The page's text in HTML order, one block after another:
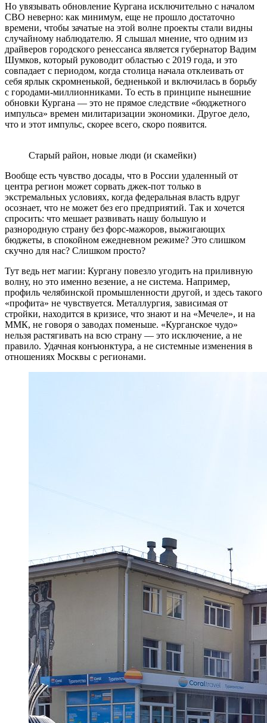
Но увязывать обновление Кургана исключительно с началом
СВО неверно: как минимум, еще не прошло достаточно
времени, чтобы зачатые на этой волне проекты стали видны
случайному наблюдателю. Я слышал мнение, что одним из
драйверов городского ренессанса является губернатор Вадим
Шумков, который руководит областью с 2019 года, и это
совпадает с периодом, когда столица начала отклеивать от
себя ярлык скромненькой, бедненькой и включилась в борьбу
с городами-миллионниками. То есть в принципе нынешние
обновки Кургана — это не прямое следствие «бюджетного
импульса» времен милитаризации экономики. Другое дело,
что и этот импульс, скорее всего, скоро появится.
Старый район, новые люди (и скамейки)
Вообще есть чувство досады, что в России удаленный от
центра регион может сорвать джек-пот только в
экстремальных условиях, когда федеральная власть вдруг
осознает, что не может без его предприятий. Так и хочется
спросить: что мешает развивать нашу большую и
разнородную страну без форс-мажоров, выжигающих
бюджеты, в спокойном ежедневном режиме? Это слишком
скучно для нас? Слишком просто?
Тут ведь нет магии: Кургану повезло угодить на приливную
волну, но это именно везение, а не система. Например,
профиль челябинской промышленности другой, и здесь такого
«профита» не чувствуется. Металлургия, зависимая от
стройки, находится в кризисе, что знают и на «Мечеле», и на
ММК, не говоря о заводах поменьше. «Курганское чудо»
нельзя растягивать на всю страну — это исключение, а не
правило. Удачная конъюнктура, а не системные изменения в
отношениях Москвы с регионами.